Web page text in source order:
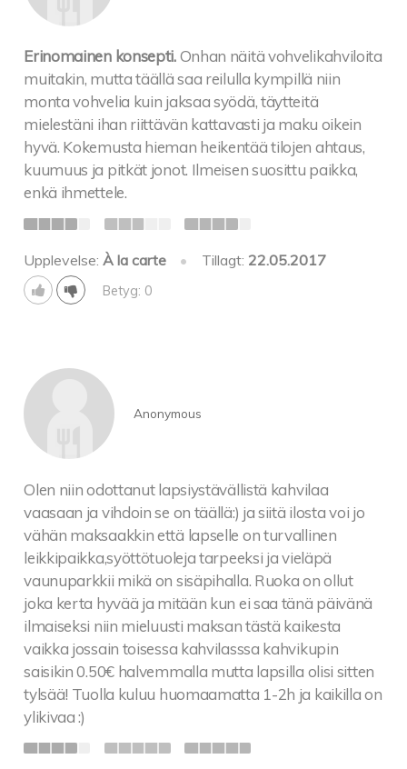
Erinomainen konsepti.Onhan näitä vohvelikahviloita
muitakin, mutta täällä saa reilulla kympillä niin
monta vohvelia kuin jaksaa syödä, täytteitä
mielestäni ihan riittävän kattavasti ja maku oikein
hyvä. Kokemusta hieman heikentää tilojen ahtaus,
kuumuus ja pitkät jonot. Ilmeisen suosittu paikka,
enkä ihmettele.
Upplevelse:À la carte • Tillagt: 22.05.2017
Betyg: 0
Anonymous
Olen niin odottanut lapsiystävällistä kahvilaa
vaasaan ja vihdoin se on täällä:) ja siitä ilosta voi jo
vähän maksaakkin että lapselle on turvallinen
leikkipaikka,syöttötuoleja tarpeeksi ja vieläpä
vaunuparkkii mikä on sisäpihalla. Ruoka on ollut
joka kerta hyvää ja mitään kun ei saa tänä päivänä
ilmaiseksi niin mieluusti maksan tästä kaikesta
vaikka jossain toisessa kahvilasssa kahvikupin
saisikin 0.50€ halvemmalla mutta lapsilla olisi sitten
tylsää! Tuolla kuluu huomaamatta 1-2h ja kaikilla on
ylikivaa :)